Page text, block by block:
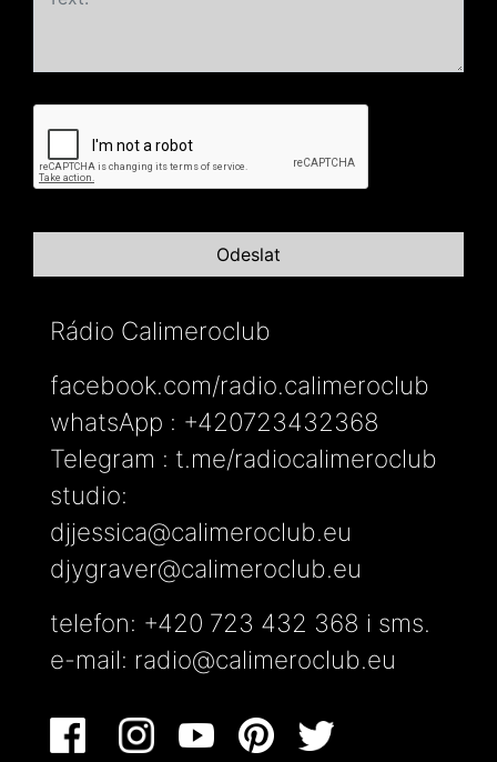
Rádio Calimeroclub
facebook.com/radio.calimeroclub
whatsApp : +420723432368
Telegram : t.me/radiocalimeroclub
studio:
djjessica@calimeroclub.eu
djygraver@calimeroclub.eu
telefon: +420 723 432 368 i sms.
e-mail: radio@calimeroclub.eu